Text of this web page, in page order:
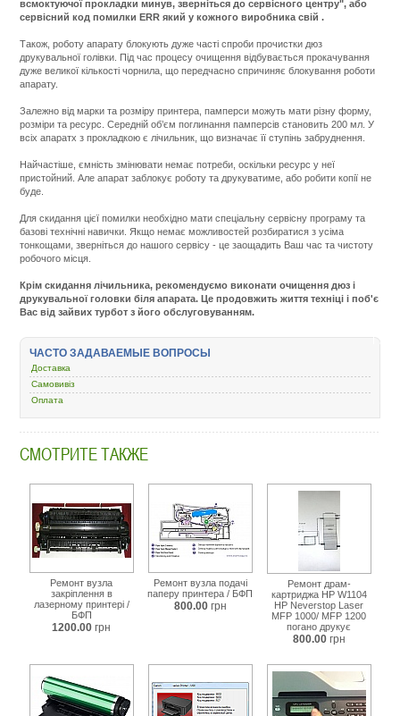
всмоктуючої прокладки минув, зверніться до сервісного центру", або
сервісний код помилки ERR який у кожного виробника свій .
Також, роботу апарату блокують дуже часті спроби прочистки дюз
друкувальної голівки. Під час процесу очищення відбувається прокачування
дуже великої кількості чорнила, що передчасно спричиняє блокування роботи
апарату.
Залежно від марки та розміру принтера, памперси можуть мати різну форму,
розміри та ресурс. Середній об’ємпоглинання памперсів становить 200 мл. У
всіх апаратх з прокладкою є лічильник, що визначає її ступінь забруднення.
Найчастіше, ємність змінювати немає потреби, оскільки ресурс у неї
пристойний. Але апарат заблокує роботу та друкуватиме, або робити копії не
буде.
Для скидання цієї помилки необхідно мати спеціальну сервісну програму та
базові технічні навички. Якщо немає можливостей розбиратися з усіма
тонкощами, зверніться до нашого сервісу - це заощадить Ваш час та чистоту
робочого місця.
Крім скидання лічильника, рекомендуємо виконати очищення дюз і
друкувальної головки біля апарата. Це продовжить життя техніці і поб'є
Вас від зайвих турбот з його обслуговуванням.
service.com.uacatalog/5377-
poslugi/426240-
epson-
ЧАСТО ЗАДАВАЕМЫЕ ВОПРОСЫ
Доставка
Самовивіз
Оплата
СМОТРИТЕ ТАКЖЕ
Ремонт вузла
закріплення в
лазерному принтері /
БФП
1200.00 грн
Ремонт вузла подачі
паперу принтера / БФП
800.00 грн
Ремонт драм-
картриджа HP W1104
HP Neverstop Laser
MFP 1000/ MFP 1200
погано друкує
800.00 грн